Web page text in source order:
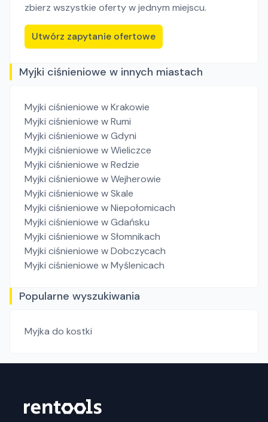
zbierz wszystkie oferty w jednym miejscu.
Utwórz zapytanie ofertowe
Myjki ciśnieniowe w innych miastach
Myjki ciśnieniowe w Krakowie
Myjki ciśnieniowe w Rumi
Myjki ciśnieniowe w Gdyni
Myjki ciśnieniowe w Wieliczce
Myjki ciśnieniowe w Redzie
Myjki ciśnieniowe w Wejherowie
Myjki ciśnieniowe w Skale
Myjki ciśnieniowe w Niepołomicach
Myjki ciśnieniowe w Gdańsku
Myjki ciśnieniowe w Słomnikach
Myjki ciśnieniowe w Dobczycach
Myjki ciśnieniowe w Myślenicach
Popularne wyszukiwania
Myjka do kostki